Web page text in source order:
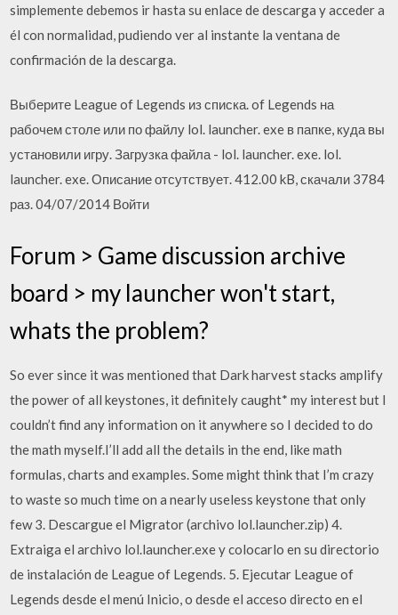
simplemente debemos ir hasta su enlace de descarga y acceder a
él con normalidad, pudiendo ver al instante la ventana de
confirmación de la descarga.
Выберите League of Legends из списка. of Legends на
рабочем столе или по файлу lol. launcher. exe в папке, куда вы
установили игру. Загрузка файла - lol. launcher. exe. lol.
launcher. exe. Описание отсутствует. 412.00 kB, скачали 3784
раз. 04/07/2014 Войти
Forum > Game discussion archive
board > my launcher won't start,
whats the problem?
So ever since it was mentioned that Dark harvest stacks amplify
the power of all keystones, it definitely caught* my interest but I
couldn’t find any information on it anywhere so I decided to do
the math myself.I’ll add all the details in the end, like math
formulas, charts and examples. Some might think that I’m crazy
to waste so much time on a nearly useless keystone that only
few 3. Descargue el Migrator (archivo lol.launcher.zip) 4.
Extraiga el archivo lol.launcher.exe y colocarlo en su directorio
de instalación de League of Legends. 5. Ejecutar League of
Legends desde el menú Inicio, o desde el acceso directo en el